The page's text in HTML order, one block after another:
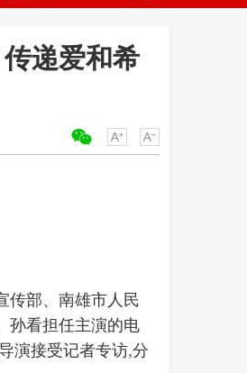
递爱和希
传部、南雄市人民
孙看担任主演的电
演接受记者专访,分